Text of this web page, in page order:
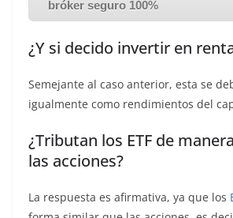
bróker seguro 100%
¿Y si decido invertir en
Semejante al caso anterior, esta se
igualmente como rendimientos del
¿Tributan los ETF de
las acciones?
La respuesta es afirmativa, ya que los